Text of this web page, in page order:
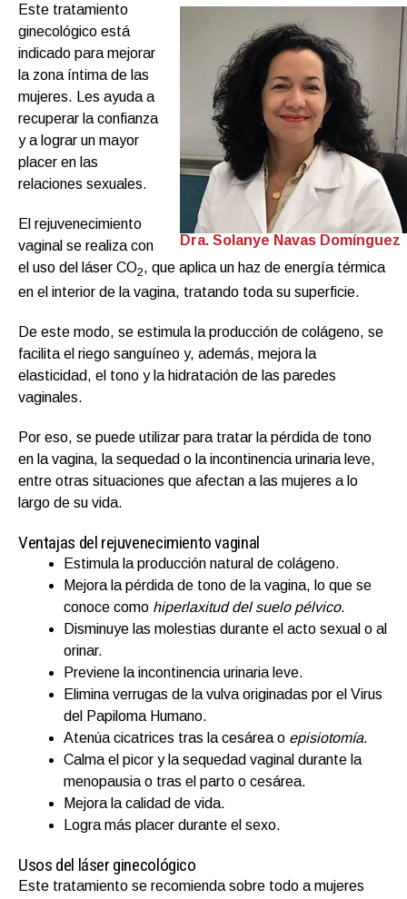
Dra. Solanye Navas Domínguez
Este tratamiento
ginecológico está
indicado para mejorar
la zona íntima de las
mujeres. Les ayuda a
recuperar la confianza
y a lograr un mayor
placer en las
relaciones sexuales.
El rejuvenecimiento
vaginal se realiza con
el uso del láser CO2, que aplica un haz de energía térmica
en el interior de la vagina, tratando toda su superficie.
De este modo, se estimula la producción de colágeno, se
facilita el riego sanguíneo y, además, mejora la
elasticidad, el tono y la hidratación de las paredes
vaginales.
Por eso, se puede utilizar para tratar la pérdida de tono
en la vagina, la sequedad o la incontinencia urinaria leve,
entre otras situaciones que afectan a las mujeres a lo
largo de su vida.
Ventajas del rejuvenecimiento vaginal
Estimula la producción natural de colágeno.
Mejora la pérdida de tono de la vagina, lo que se
conoce como hiperlaxitud del suelo pélvico.
Disminuye las molestias durante el acto sexual o al
orinar.
Previene la incontinencia urinaria leve.
Elimina verrugas de la vulva originadas por el Virus
del Papiloma Humano.
Atenúa cicatrices tras la cesárea o episiotomía.
Calma el picor y la sequedad vaginal durante la
menopausia o tras el parto o cesárea.
Mejora la calidad de vida.
Logra más placer durante el sexo.
Usos del láser ginecológico
Este tratamiento se recomienda sobre todo a mujeres